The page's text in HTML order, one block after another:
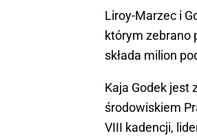
Liroy-Marzec i
którym zebrano
składa milion
Kaja Godek jest
środowiskiem
VIII kadencji,